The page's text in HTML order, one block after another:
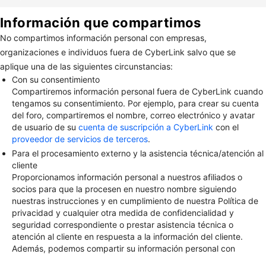
Información que compartimos
No compartimos información personal con empresas,
organizaciones e individuos fuera de CyberLink salvo que se
aplique una de las siguientes circunstancias:
Con su consentimiento
Compartiremos información personal fuera de CyberLink cuando
tengamos su consentimiento. Por ejemplo, para crear su cuenta
del foro, compartiremos el nombre, correo electrónico y avatar
de usuario de su cuenta de suscripción a CyberLink con el
proveedor de servicios de terceros.
Para el procesamiento externo y la asistencia técnica/atención al
cliente
Proporcionamos información personal a nuestros afiliados o
socios para que la procesen en nuestro nombre siguiendo
nuestras instrucciones y en cumplimiento de nuestra Política de
privacidad y cualquier otra medida de confidencialidad y
seguridad correspondiente o prestar asistencia técnica o
atención al cliente en respuesta a la información del cliente.
Además, podemos compartir su información personal con